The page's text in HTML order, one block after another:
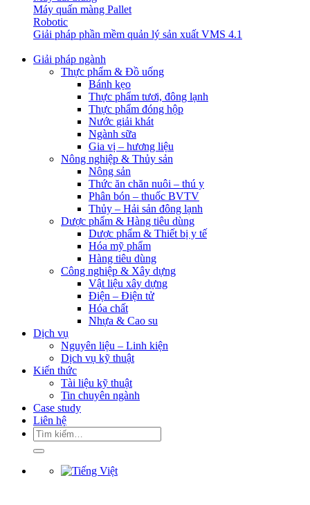
Máy quấn màng Pallet
Robotic
Giải pháp phần mềm quản lý sản xuất VMS 4.1
Giải pháp ngành
Thực phẩm & Đồ uống
Bánh kẹo
Thực phẩm tươi, đông lạnh
Thực phẩm đóng hộp
Nước giải khát
Ngành sữa
Gia vị – hương liệu
Nông nghiệp & Thủy sản
Nông sản
Thức ăn chăn nuôi – thú y
Phân bón – thuốc BVTV
Thủy – Hải sản đông lạnh
Dược phẩm & Hàng tiêu dùng
Dược phẩm & Thiết bị y tế
Hóa mỹ phẩm
Hàng tiêu dùng
Công nghiệp & Xây dựng
Vật liệu xây dựng
Điện – Điện tử
Hóa chất
Nhựa & Cao su
Dịch vụ
Nguyên liệu – Linh kiện
Dịch vụ kỹ thuật
Kiến thức
Tài liệu kỹ thuật
Tin chuyên ngành
Case study
Liên hệ
Tìm
kiếm: